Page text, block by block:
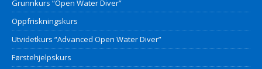
Grunnkurs “Open Water Diver”
Oppfriskningskurs
Utvidetkurs “Advanced Open Water Diver”
Førstehjelpskurs